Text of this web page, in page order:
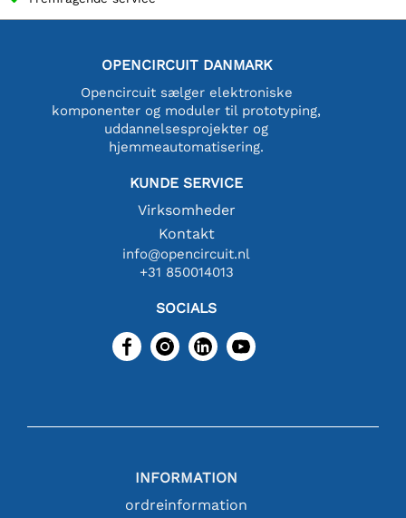
OPENCIRCUIT DANMARK
Opencircuit sælger elektroniske
komponenter og moduler til prototyping,
uddannelsesprojekter og
hjemmeautomatisering.
KUNDE SERVICE
Virksomheder
Kontakt
info@opencircuit.nl
+31 850014013
SOCIALS
INFORMATION
ordreinformation